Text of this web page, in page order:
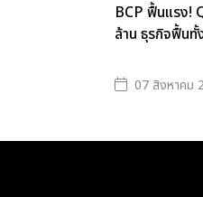
BCP ฟื้นแรง!
ล้าน ธุรกิจฟื้นทั้
07 สิงหาคม